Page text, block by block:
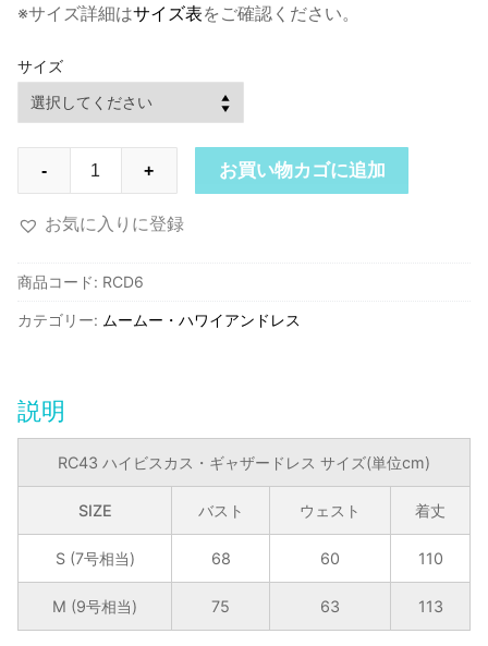
※サイズ詳細はサイズ表をご確認ください。
サイズ
ヤ
ハ
ワ
ン
エ
シ
- + お買い物カゴに追加
お気に入りに登録
商品コード: RCD6
カテゴリー: ムームー・ハワイアンドレス
説明
RC43 ハイビスカス・ギャザードレス サイズ(単位cm)
SIZE バスト ウェスト 着丈
S (7号相当) 68 60 110
M (9号相当) 75 63 113